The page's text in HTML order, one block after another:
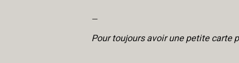
—
Pour toujours avoir une petite carte